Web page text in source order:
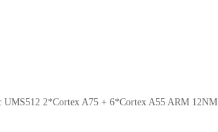
UMS512 2*Cortex A75 + 6*Cortex A55 ARM 12NM